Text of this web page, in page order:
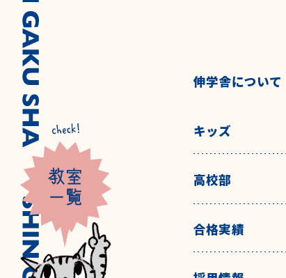
伸学舎について
キッズ
高校部
合格実績